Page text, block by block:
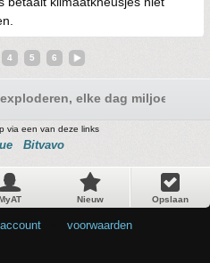
4 5 6
elke dag miljoenen
via een van deze links
Bitvavo
Nieuw Opslaan
voorwaarden